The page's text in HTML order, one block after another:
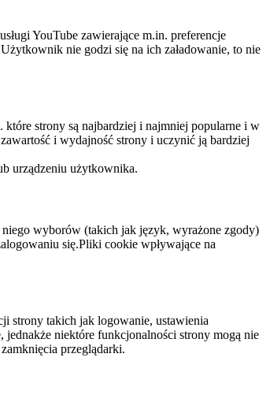
YouTube zawierające m.in. preferencje
nie godzi się na ich załadowanie, to nie
strony są najbardziej i najmniej popularne i w
i wydajność strony i uczynić ją bardziej
urządzeniu użytkownika.
wyborów (takich jak język, wyrażone zgody)
się.Pliki cookie wpływające na
strony takich jak logowanie, ustawienia
niektóre funkcjonalności strony mogą nie
przeglądarki.